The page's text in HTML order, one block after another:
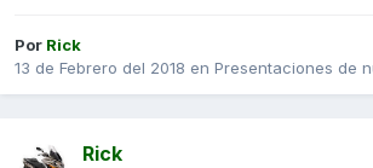
Por Rick
13 de Febrero del 2018 en Presentaciones de
Rick